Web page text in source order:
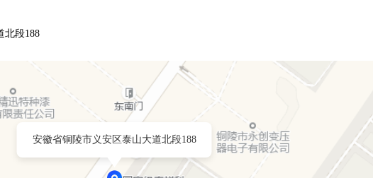
北段188
安徽省铜陵市义安区泰山大道北段188